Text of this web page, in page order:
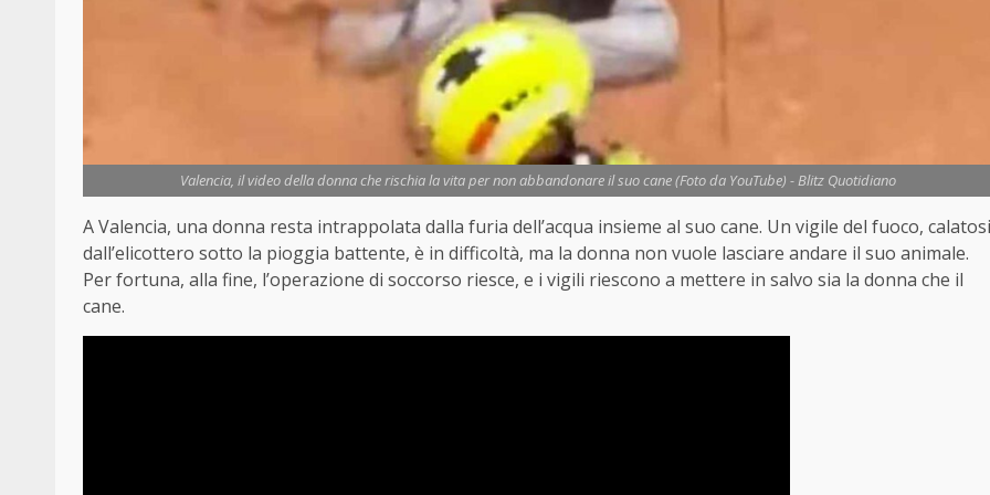
Valencia, il video della donna che rischia la vita per non abbandonare il suo cane (Foto da YouTube) - Blitz Quotidiano
A Valencia, una donna resta intrappolata dalla furia dell’acqua insieme al suo cane. Un vigile del fuoco, calatosi
dall’elicottero sotto la pioggia battente, è in difficoltà, ma la donna non vuole lasciare andare il suo animale.
Per fortuna, alla fine, l’operazione di soccorso riesce, e i vigili riescono a mettere in salvo sia la donna che il
cane.